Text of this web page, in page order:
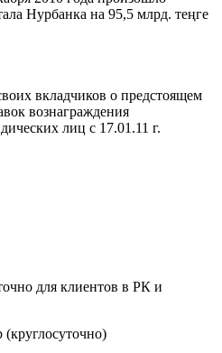
Нурбанка на 95,5 млрд. теңге
вкладчиков о предстоящем
вознаграждения
лиц с 17.01.11 г.
для клиентов в РК и
(круглосуточно)